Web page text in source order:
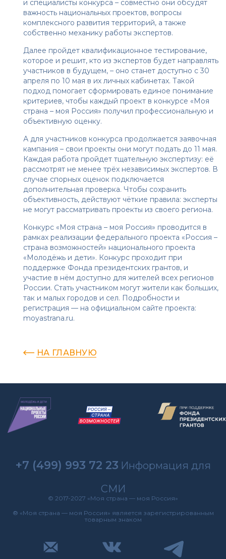
и специалисты конкурса – совместно они обсудят
важность национальных проектов, вопросы
комплексного развития территорий, а также
собственно механику работы экспертов.
Далее пройдет квалификационное тестирование,
которое и решит, кто из экспертов будет направлять
участников в будущем, – оно станет доступно с 30
апреля по 10 мая в их личных кабинетах. Такой
подход помогает сформировать единое понимание
критериев, чтобы каждый проект в конкурсе «Моя
страна – моя Россия» получил профессиональную и
объективную оценку.
А для участников конкурса продолжается заявочная
кампания – свои проекты они могут подать до 11 мая.
Каждая работа пройдет тщательную экспертизу: её
рассмотрят не менее трёх независимых экспертов. В
случае спорных оценок подключается
дополнительная проверка. Чтобы сохранить
объективность, действуют чёткие правила: эксперты
не могут рассматривать проекты из своего региона.
Конкурс «Моя страна – моя Россия» проводится в
рамках реализации федерального проекта «Россия –
страна возможностей» национального проекта
«Молодёжь и дети». Конкурс проходит при
поддержке Фонда президентских грантов, и
участие в нём доступно для жителей всех регионов
России. Стать участником могут жители как больших,
так и малых городов и сел. Подробности и
регистрация — на официальном сайте проекта:
moyastrana.ru.
НА ГЛАВНУЮ
+7 (499) 993 72 23 Информация для
СМИ
© 2017-2027 «Моя страна — моя Россия»
® «Моя страна — моя Россия» является зарегистрированным
товарным знаком